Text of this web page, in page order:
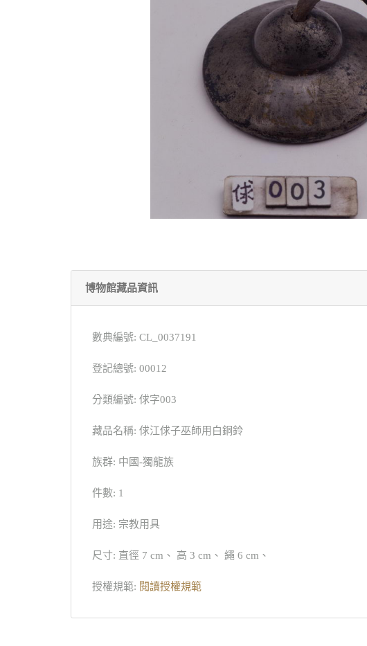
博物館藏品資訊
數典編號: CL_0037191
登記總號: 00012
分類編號: 俅字003
藏品名稱: 俅江俅子巫師用白銅鈴
族群: 中國-獨龍族
件數: 1
用途: 宗教用具
尺寸: 直徑 7 cm、 高 3 cm、 繩 6 cm、
授權規範: 閱讀授權規範